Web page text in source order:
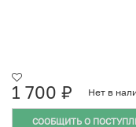
1 700 ₽ Нет в
СООБЩИТЬ О